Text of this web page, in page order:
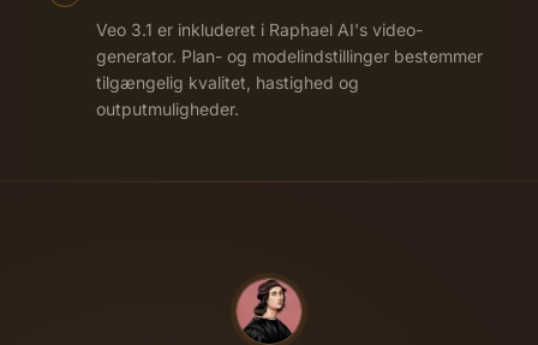
Veo 3.1 er inkluderet i Raphael AI's video-
generator. Plan- og modelindstillinger bestemmer
tilgængelig kvalitet, hastighed og
outputmuligheder.